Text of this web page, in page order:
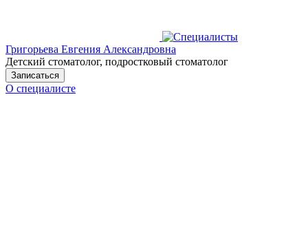
Григорьева Евгения Александровна
Детский стоматолог, подростковый стоматолог
Записаться
О специалисте